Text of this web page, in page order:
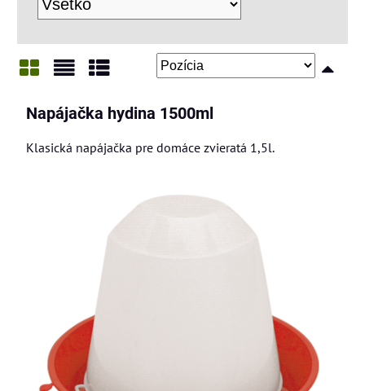
Napájačka hydina 1500ml
Klasická napájačka pre domáce zvieratá 1,5l.